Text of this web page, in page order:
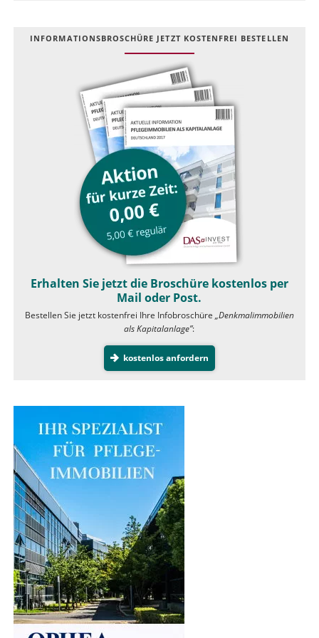
INFOR­MATIONS­BROSCHÜRE JETZT KOSTEN­FREI BESTELLEN
Erhalten Sie jetzt die Broschüre kostenlos per
Mail oder Post.
Bestellen Sie jetzt kostenfrei Ihre Infobroschüre „Denkmalimmobilien
als Kapitalanlage”:
kostenlos anfordern